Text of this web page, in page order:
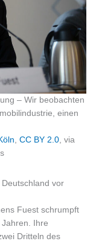
– Wir beobachten
einen
, CC BY 2.0, via
vor
Fuest schrumpft
Ihre
Dritteln des